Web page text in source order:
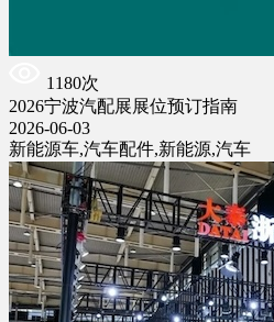
1180次
2026宁波汽配展展位预订指南
2026-06-03
新能源车,汽车配件,新能源,汽车